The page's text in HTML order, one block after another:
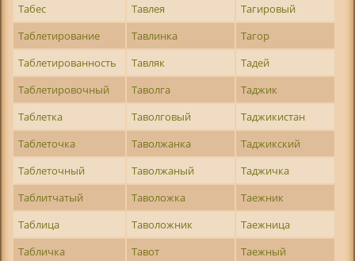
Табес
Тавлея
Тагировый
Таблетирование
Тавлинка
Тагор
Таблетированность
Тавляк
Тадей
Таблетировочный
Таволга
Таджик
Таблетка
Таволговый
Таджикистан
Таблеточка
Таволжанка
Таджикский
Таблеточный
Таволжаный
Таджичка
Таблитчатый
Таволожка
Таежник
Таблица
Таволожник
Таежница
Табличка
Тавот
Таежный